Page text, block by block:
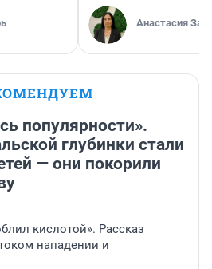
Анастасия
популярности».
глубинки стали
— они покорили
кислотой». Рассказ
нападении и